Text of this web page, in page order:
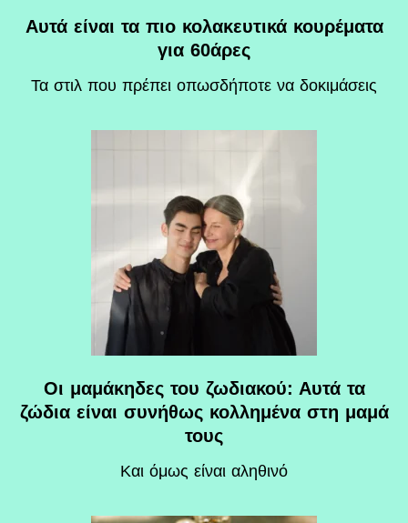
Αυτά είναι τα πιο κολακευτικά κουρέματα
για 60άρες
Τα στιλ που πρέπει οπωσδήποτε να δοκιμάσεις
Οι μαμάκηδες του ζωδιακού: Αυτά τα
ζώδια είναι συνήθως κολλημένα στη μαμά
τους
Και όμως είναι αληθινό